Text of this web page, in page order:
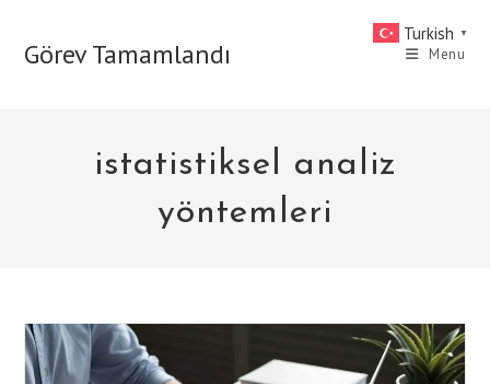
contentGörev Tamamlandı Menu
istatistiksel analiz
yöntemleri
Turkish ▼